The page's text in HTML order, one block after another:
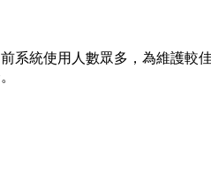
系統使用人數眾多，為維護較